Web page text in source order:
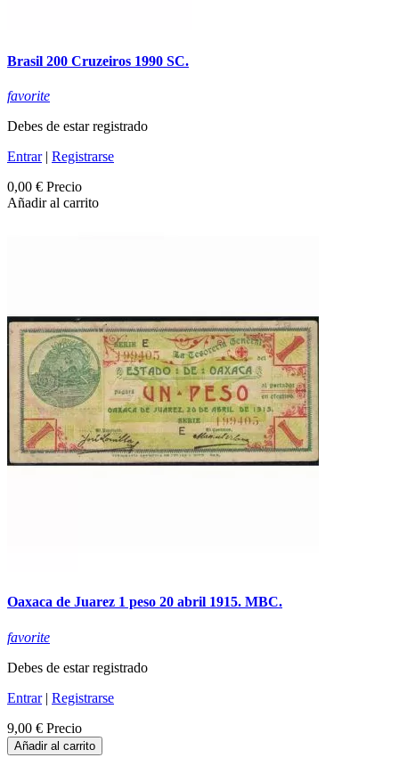
Brasil 200 Cruzeiros 1990 SC.
favorite
Debes de estar registrado
Entrar| Registrarse
0,00 € Precio
Añadir al carrito
Oaxaca de Juarez 1 peso 20 abril 1915. MBC.
favorite
Debes de estar registrado
Entrar| Registrarse
9,00 € Precio
Añadir al carrito